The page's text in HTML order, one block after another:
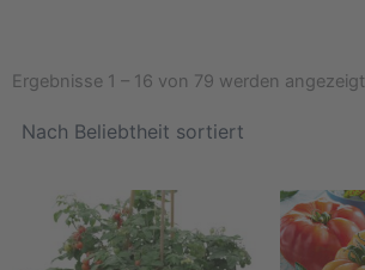
Ergebnisse 1 – 16 von 79 werden angezeigt